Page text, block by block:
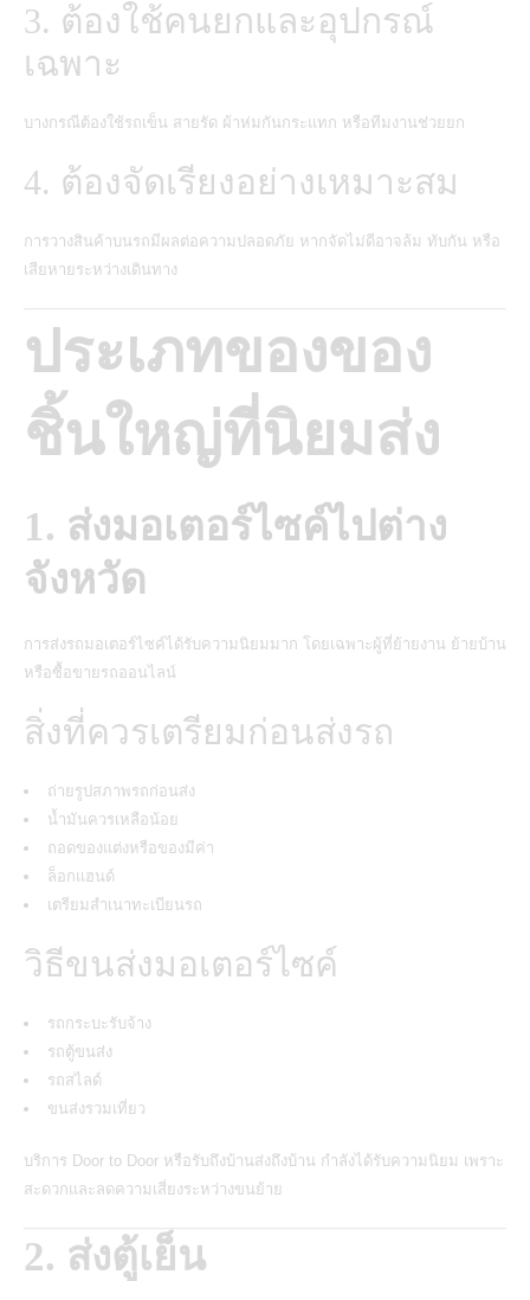
3. ต้องใช้คนยกและอุปกรณ์
เฉพาะ
บางกรณีต้องใช้รถเข็น สายรัด ผ้าห่มกันกระแทก หรือทีมงานช่วยยก
4. ต้องจัดเรียงอย่างเหมาะสม
การวางสินค้าบนรถมีผลต่อความปลอดภัย หากจัดไม่ดีอาจล้ม ทับกัน หรือ
เสียหายระหว่างเดินทาง
ประเภทของของ
ชิ้นใหญ่ที่นิยมส่ง
1. ส่งมอเตอร์ไซค์ไปต่าง
จังหวัด
การส่งรถมอเตอร์ไซค์ได้รับความนิยมมาก โดยเฉพาะผู้ที่ย้ายงาน ย้ายบ้าน
หรือซื้อขายรถออนไลน์
สิ่งที่ควรเตรียมก่อนส่งรถ
ถ่ายรูปสภาพรถก่อนส่ง
น้ำมันควรเหลือน้อย
ถอดของแต่งหรือของมีค่า
ล็อกแฮนด์
เตรียมสำเนาทะเบียนรถ
วิธีขนส่งมอเตอร์ไซค์
รถกระบะรับจ้าง
รถตู้ขนส่ง
รถสไลด์
ขนส่งรวมเที่ยว
บริการ Door to Door หรือรับถึงบ้านส่งถึงบ้าน กำลังได้รับความนิยม เพราะ
สะดวกและลดความเสี่ยงระหว่างขนย้าย
2. ส่งตู้เย็น